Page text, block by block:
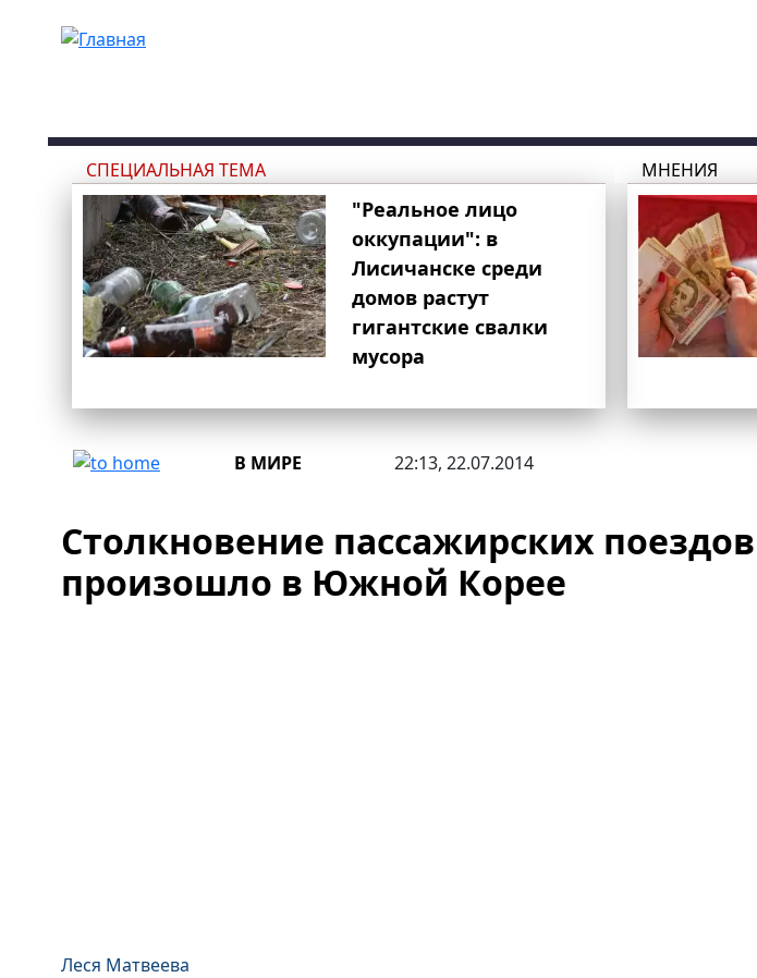
СПЕЦИАЛЬНАЯ ТЕМА
"Реальное лицо
оккупации": в
Лисичанске среди
домов растут
гигантские свалки
мусора
МНЕНИЯ
В МИРЕ 22:13, 22.07.2014
Столкновение пассажирских поездов
произошло в Южной Корее
Леся Матвеева